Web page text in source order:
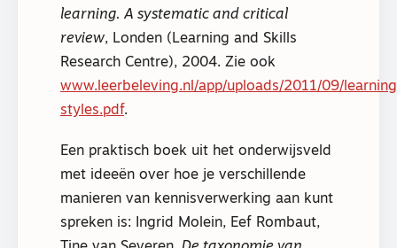
learning. A systematic and critical
review, Londen (Learning and Skills
Research Centre), 2004. Zie ook
www.leerbeleving.nl/app/uploads/2011/09/
styles.pdf.
Een praktisch boek uit het onderwijsveld
met ideeën over hoe je verschillende
manieren van kennisverwerking aan kunt
spreken is: Ingrid Molein, Eef Rombaut,